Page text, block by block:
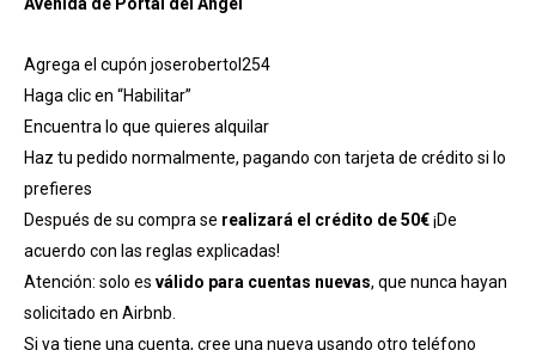
Agrega el cupón joserobertol254
Haga clic en “Habilitar”
Encuentra lo que quieres alquilar
Haz tu pedido normalmente, pagando con tarjeta de crédito si lo
prefieres
Después de su compra se realizará el crédito de 50€¡De
acuerdo con las reglas explicadas!
Atención: solo es válido para cuentas nuevas, que nunca hayan
solicitado en Airbnb.
Si ya tiene una cuenta, cree una nueva usando otro teléfono